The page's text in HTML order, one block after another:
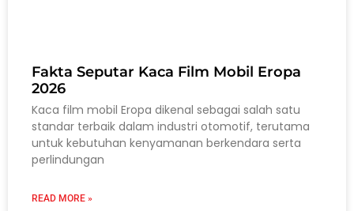
Fakta Seputar Kaca Film Mobil Eropa
2026
Kaca film mobil Eropa dikenal sebagai salah satu
standar terbaik dalam industri otomotif, terutama
untuk kebutuhan kenyamanan berkendara serta
perlindungan
READ MORE »